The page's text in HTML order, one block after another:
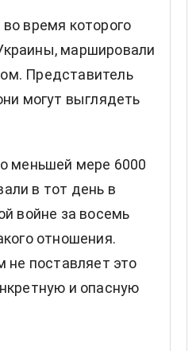
время которого
маршировали
Представитель
могут выглядеть
меньшей мере 6000
в тот день в
войне за восемь
отношения.
не поставляет это
и опасную